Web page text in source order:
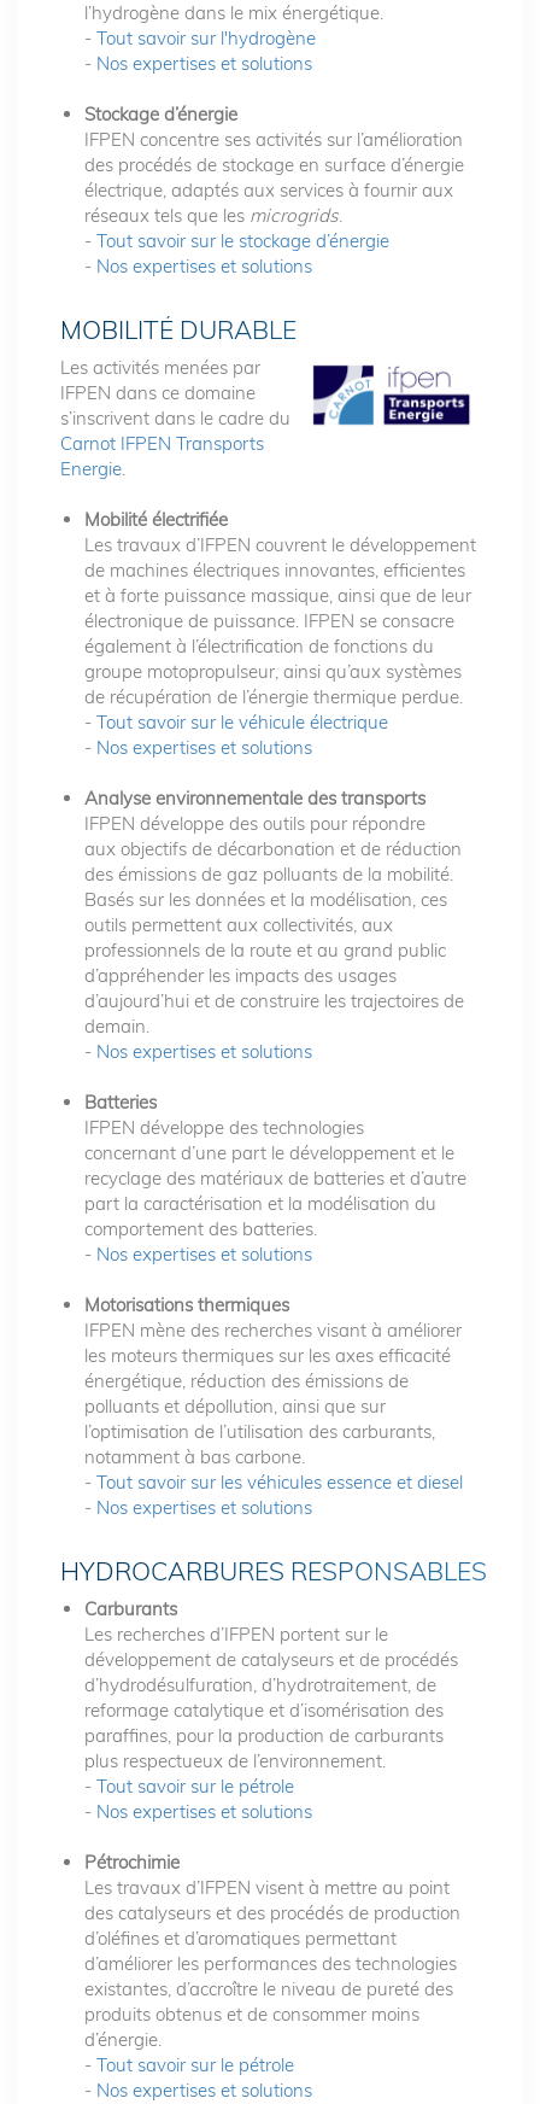
l’hydrogène dans le mix énergétique.
- Tout savoir sur l'hydrogène
- Nos expertises et solutions
Stockage d’énergie
IFPEN concentre ses activités sur l’amélioration
des procédés de stockage en surface d’énergie
électrique, adaptés aux services à fournir aux
réseaux tels que les microgrids.
- Tout savoir sur le stockage d’énergie
- Nos expertises et solutions
MOBILITÉ DURABLE
Les activités menées par
IFPEN dans ce domaine
s’inscrivent dans le cadre du
Carnot IFPEN Transports
Energie.
Mobilité électrifiée
Les travaux d’IFPEN couvrent le développement
de machines électriques innovantes, efficientes
et à forte puissance massique, ainsi que de leur
électronique de puissance. IFPEN se consacre
également à l’électrification de fonctions du
groupe motopropulseur, ainsi qu’aux systèmes
de récupération de l’énergie thermique perdue.
- Tout savoir sur le véhicule électrique
- Nos expertises et solutions
Analyse environnementale des transports
IFPEN développe des outils pour répondre
aux objectifs de décarbonation et de réduction
des émissions de gaz polluants de la mobilité.
Basés sur les données et la modélisation, ces
outils permettent aux collectivités, aux
professionnels de la route et au grand public
d’appréhender les impacts des usages
d’aujourd’hui et de construire les trajectoires de
demain.
- Nos expertises et solutions
Batteries
IFPEN développe des technologies
concernant d’une part le développement et le
recyclage des matériaux de batteries et d’autre
part la caractérisation et la modélisation du
comportement des batteries.
- Nos expertises et solutions
Motorisations thermiques
IFPEN mène des recherches visant à améliorer
les moteurs thermiques sur les axes efficacité
énergétique, réduction des émissions de
polluants et dépollution, ainsi que sur
l’optimisation de l’utilisation des carburants,
notamment à bas carbone.
- Tout savoir sur les véhicules essence et diesel
- Nos expertises et solutions
HYDROCARBURES RESPONSABLES
Carburants
Les recherches d’IFPEN portent sur le
développement de catalyseurs et de procédés
d’hydrodésulfuration, d’hydrotraitement, de
reformage catalytique et d’isomérisation des
paraffines, pour la production de carburants
plus respectueux de l’environnement.
- Tout savoir sur le pétrole
- Nos expertises et solutions
Pétrochimie
Les travaux d’IFPEN visent à mettre au point
des catalyseurs et des procédés de production
d’oléfines et d’aromatiques permettant
d’améliorer les performances des technologies
existantes, d’accroître le niveau de pureté des
produits obtenus et de consommer moins
d’énergie.
- Tout savoir sur le pétrole
- Nos expertises et solutions